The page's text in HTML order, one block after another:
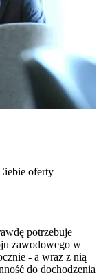
oferty
potrzebuje
zawodowego w
- a wraz z nią
do dochodzenia